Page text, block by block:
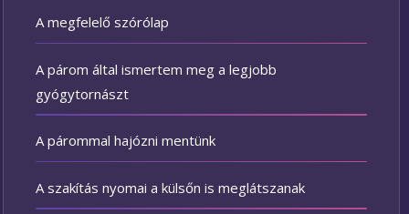
A megfelelő szórólap
A párom által ismertem meg a legjobb
gyógytornászt
A párommal hajózni mentünk
A szakítás nyomai a külsőn is meglátszanak